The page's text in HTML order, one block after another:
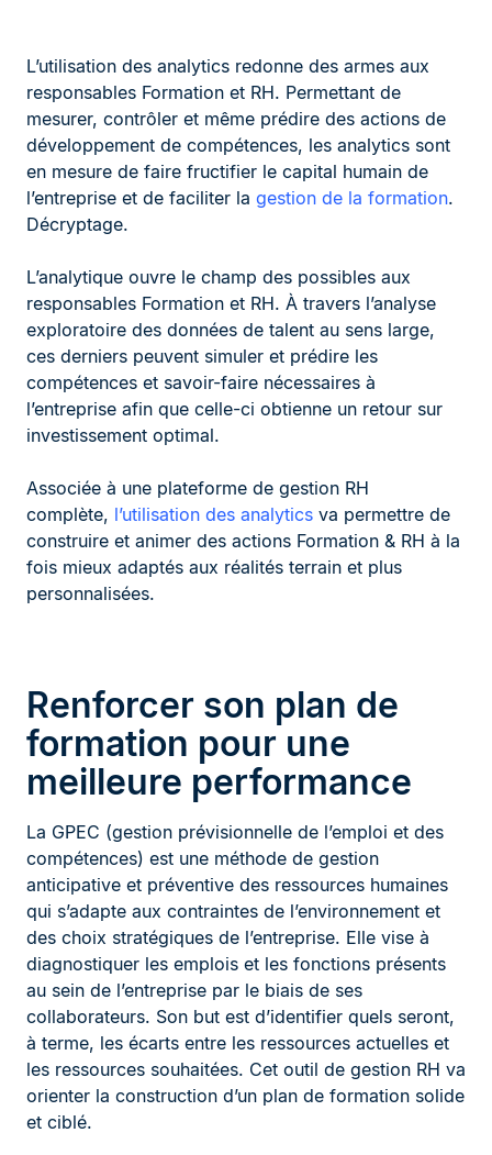
L’utilisation des analytics redonne des armes aux
responsables Formation et RH. Permettant de
mesurer, contrôler et même prédire des actions de
développement de compétences, les analytics sont
en mesure de faire fructifier le capital humain de
l’entreprise et de faciliter la gestion de la formation.
Décryptage.
L’analytique ouvre le champ des possibles aux
responsables Formation et RH. À travers l’analyse
exploratoire des données de talent au sens large,
ces derniers peuvent simuler et prédire les
compétences et savoir-faire nécessaires à
l’entreprise afin que celle-ci obtienne un retour sur
investissement optimal.
Associée à une plateforme de gestion RH
complète, l’utilisation des analytics va permettre de
construire et animer des actions Formation & RH à la
fois mieux adaptés aux réalités terrain et plus
personnalisées.
Renforcer son plan de
formation pour une
meilleure performance
La GPEC (gestion prévisionnelle de l’emploi et des
compétences) est une méthode de gestion
anticipative et préventive des ressources humaines
qui s’adapte aux contraintes de l’environnement et
des choix stratégiques de l’entreprise. Elle vise à
diagnostiquer les emplois et les fonctions présents
au sein de l’entreprise par le biais de ses
collaborateurs. Son but est d’identifier quels seront,
à terme, les écarts entre les ressources actuelles et
les ressources souhaitées. Cet outil de gestion RH va
orienter la construction d’un plan de formation solide
et ciblé.